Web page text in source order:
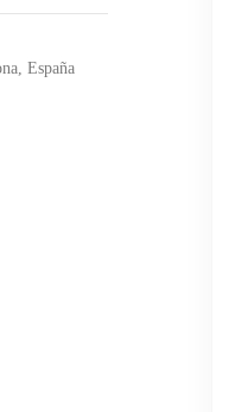
España